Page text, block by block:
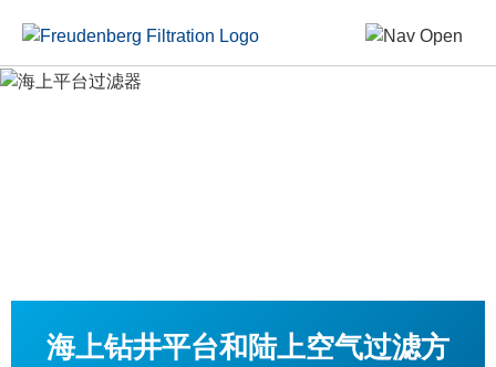
海上钻井平台和陆上空气过滤方